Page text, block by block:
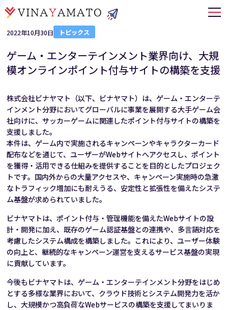
2022年10月30日 トピックス
ゲーム・エンターテインメント業界向け、大規
模オンラインポイント付与サイトの構築を支援
株式会社ビナヤマト（以下、ビナヤマト）は、ゲーム・エンターテ
インメント分野においてグローバルに事業を展開する大手ゲーム会
社向けに、サッカーゲームに関連したポイント付与サイトの構築を
支援しました。
本件は、ゲーム内で実施されるキャンペーンやキャラクターカード
配布などを通じて、ユーザーがWebサイトへアクセスし、ポイント
を獲得・活用できる仕組みを提供することを目的としたプロジェク
トです。国内外からの大量アクセスや、キャンペーン実施時の急激
なトラフィック増加にも耐えうる、安定性と拡張性を備えたシステ
ム基盤が求められていました。
ビナヤマトは、ポイント付与・管理機能を備えたWebサイトの設
計・開発に加え、既存のゲーム認証基盤との連携や、多言語対応を
考慮したシステム構成を構築しました。これにより、ユーザー体験
の向上と、継続的なキャンペーン運営を支えるサービス基盤の実現
に貢献しています。
今後もビナヤマトは、ゲーム・エンターテインメント分野をはじめ
とする多様な業界において、クラウド技術とシステム開発力を活か
し、大規模かつ高負荷なWebサービスの構築を支援してまいりま